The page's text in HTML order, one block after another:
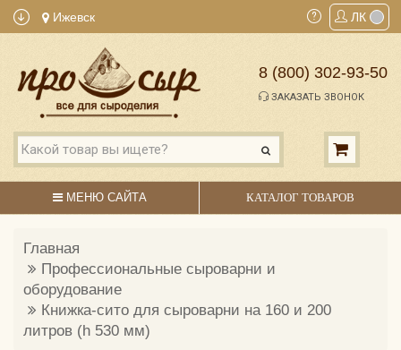
Ижевск ЛК
8 (800) 302-93-50
ЗАКАЗАТЬ ЗВОНОК
МЕНЮ САЙТА КАТАЛОГ ТОВАРОВ
Главная
Профессиональные сыроварни и
оборудование
Книжка-сито для сыроварни на 160 и 200
литров (h 530 мм)